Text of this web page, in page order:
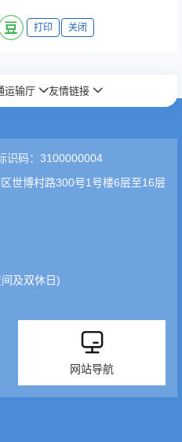
打印 关闭
运输厅 友情链接
识码：3100000004
世博村路300号1号楼6层至16层
及双休日)
网站导航